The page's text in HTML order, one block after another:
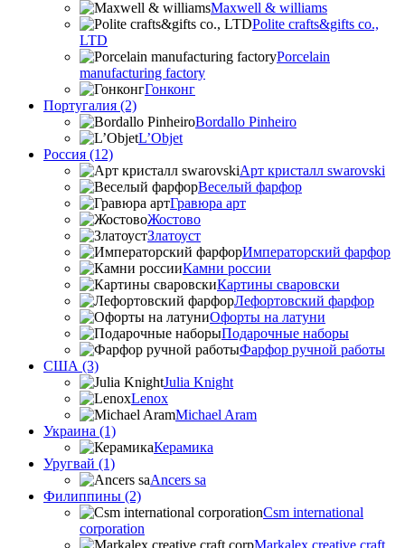
Maxwell & williams
Polite crafts&gifts co.,
LTD
Porcelain
manufacturing factory
Гонконг
Португалия (2)
Bordallo Pinheiro
L’Objet
Россия (12)
Арт кристалл swarovski
Веселый фарфор
Гравюра арт
Жостово
Златоуст
Императорский фарфор
Камни россии
Картины сваровски
Лефортовский фарфор
Офорты на латуни
Подарочные наборы
Фарфор ручной работы
США (3)
Julia Knight
Lenox
Michael Aram
Украина (1)
Керамика
Уругвай (1)
Ancers sa
Филиппины (2)
Csm international
corporation
Markalex creative craft